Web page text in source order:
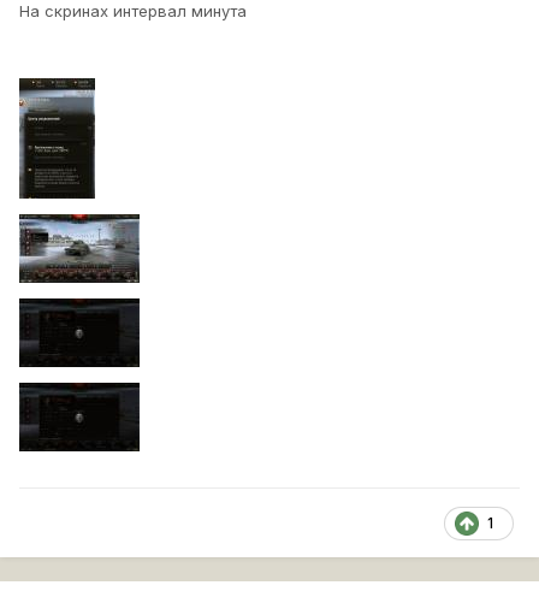
На скринах интервал минута
1